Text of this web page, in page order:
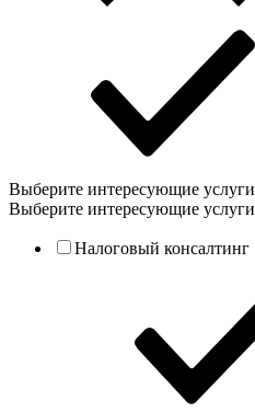
Выберите интересующие услуги
Выберите интересующие услуги
Налоговый консалтинг